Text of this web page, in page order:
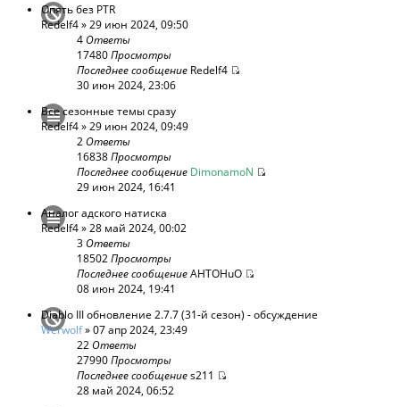
Опять без PTR
Redelf4» 29 июн 2024, 09:50
4Ответы
17480Просмотры
Последнее сообщение Redelf4
30 июн 2024, 23:06
Все сезонные темы сразу
Redelf4» 29 июн 2024, 09:49
2Ответы
16838Просмотры
Последнее сообщение DimonamoN
29 июн 2024, 16:41
Аналог адского натиска
Redelf4» 28 май 2024, 00:02
3Ответы
18502Просмотры
Последнее сообщениеAHTOHuO
08 июн 2024, 19:41
Diablo III обновление 2.7.7 (31-й сезон) - обсуждение
Werwolf» 07 апр 2024, 23:49
22Ответы
27990Просмотры
Последнее сообщениеs211
28 май 2024, 06:52